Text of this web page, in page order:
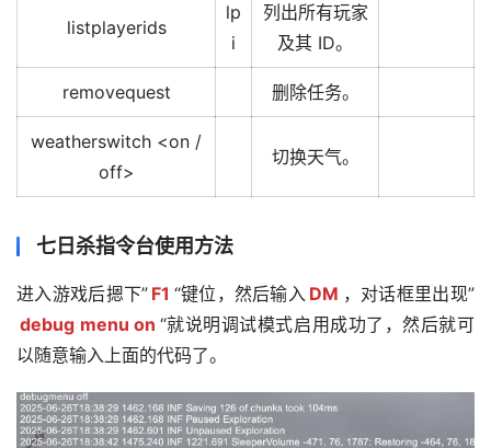
listplayerids
lp
i
列出所有玩家
及其 ID。
removequest 删除任务。
weatherswitch <on /
off>
切换天气。
七日杀指令台使用方法
进入游戏后摁下” F1 “键位，然后输入 DM ，对话框里出现”
debug menu on “就说明调试模式启用成功了，然后就可
以随意输入上面的代码了。